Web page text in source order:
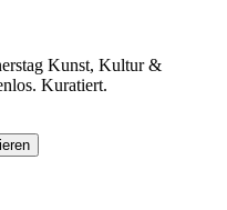
Kunst, Kultur &
Kuratiert.